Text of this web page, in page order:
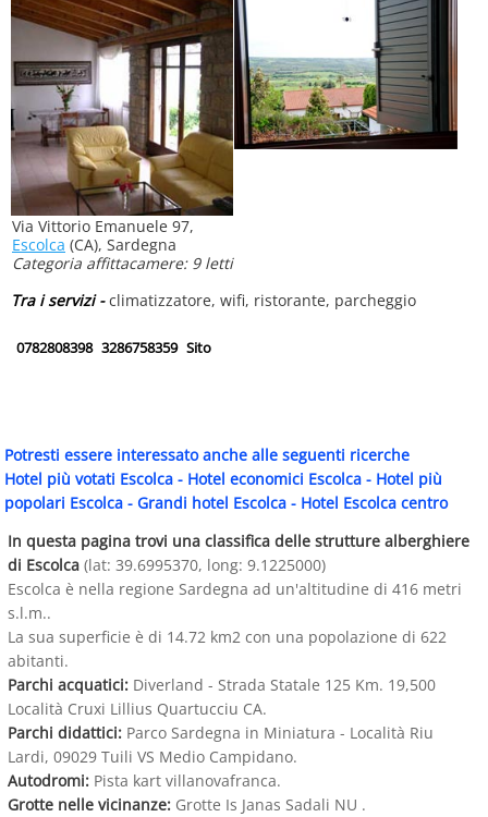
Via Vittorio Emanuele 97,
Escolca (CA), Sardegna
Categoria affittacamere: 9 letti
Tra i servizi -climatizzatore, wifi, ristorante, parcheggio
0782808398 3286758359 Sito
Potresti essere interessato anche alle seguenti ricerche
Hotel più votati Escolca - Hotel economici Escolca - Hotel più
popolari Escolca - Grandi hotel Escolca - Hotel Escolca centro
In questa pagina trovi una classifica delle strutture alberghiere
di Escolca (lat: 39.6995370, long: 9.1225000)
Escolca è nella regione Sardegna ad un'altitudine di 416 metri
s.l.m..
La sua superficie è di 14.72 km2 con una popolazione di 622
abitanti.
Parchi acquatici: Diverland - Strada Statale 125 Km. 19,500
Località Cruxi Lillius Quartucciu CA.
Parchi didattici: Parco Sardegna in Miniatura - Località Riu
Lardi, 09029 Tuili VS Medio Campidano.
Autodromi: Pista kart villanovafranca.
Grotte nelle vicinanze: Grotte Is Janas Sadali NU .